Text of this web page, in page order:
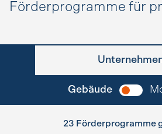
Förderprogramme für
Gebäude
23 Förderprogramme